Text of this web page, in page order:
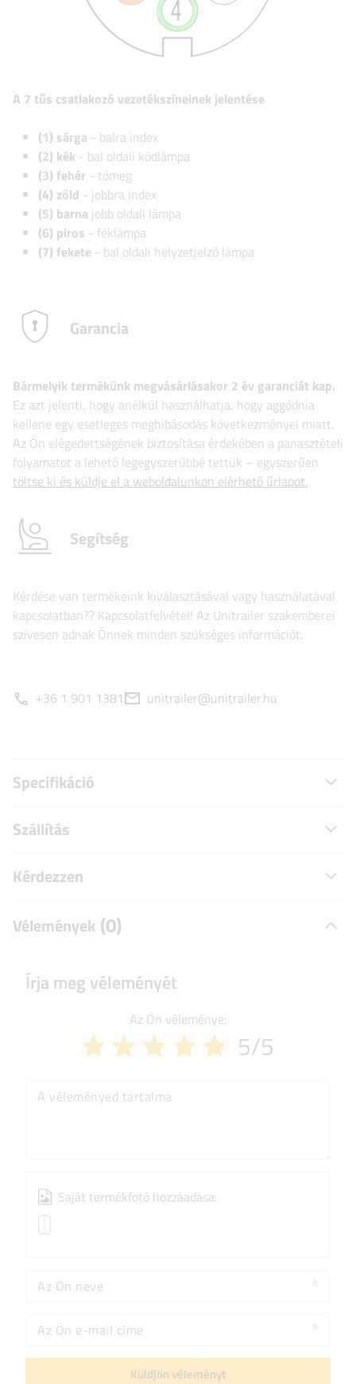
A 7 tűs csatlakozó vezetékszíneinek jelentése
(1) sárga - balra index
(2) kék - bal oldali ködlámpa
(3) fehér - tömeg
(4) zöld - jobbra index
(5) barna jobb oldali lámpa
(6) piros - féklámpa
(7) fekete - bal oldali helyzetjelző lámpa
Garancia
Bármelyik termékünk megvásárlásakor 2 év garanciát kap.
Ez azt jelenti, hogy anélkül használhatja, hogy aggódnia
kellene egy esetleges meghibásodás következményei miatt.
Az Ön elégedettségének biztosítása érdekében a panasztételi
folyamatot a lehető legegyszerűbbé tettük – egyszerűen
töltse ki és küldje el a weboldalunkon elérhető űrlapot.
Segítség
Kérdése van termékeink kiválasztásával vagy használatával
kapcsolatban?? Kapcsolatfelvétel! Az Unitrailer szakemberei
szívesen adnak Önnek minden szükséges információt.
+36 1 901 1381 unitrailer@unitrailer.hu
Specifikáció
Szállítás
Kérdezzen
Vélemények (0)
Írja meg véleményét
Az Ön véleménye:
5/5
A véleményed tartalma
Saját termékfotó hozzáadása:
Az Ön neve
Az Ön e-mail címe
Küldjön véleményt